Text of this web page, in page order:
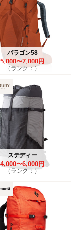
パラゴン58
5,000〜7,000円
（ランク：）
ステディー
4,000〜6,000円
（ランク：）